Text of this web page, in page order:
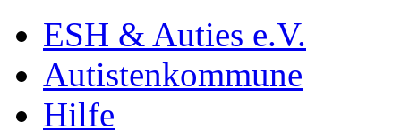
ESH & Auties e.V.
Autistenkommune
Hilfe